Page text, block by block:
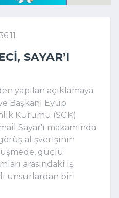
SAYAR’I
yapılan açıklamaya
Başkanı Eyüp
Kurumu (SGK)
Sayar'ı makamında
alışverişinin
güçlü
arasındaki iş
unsurlardan biri